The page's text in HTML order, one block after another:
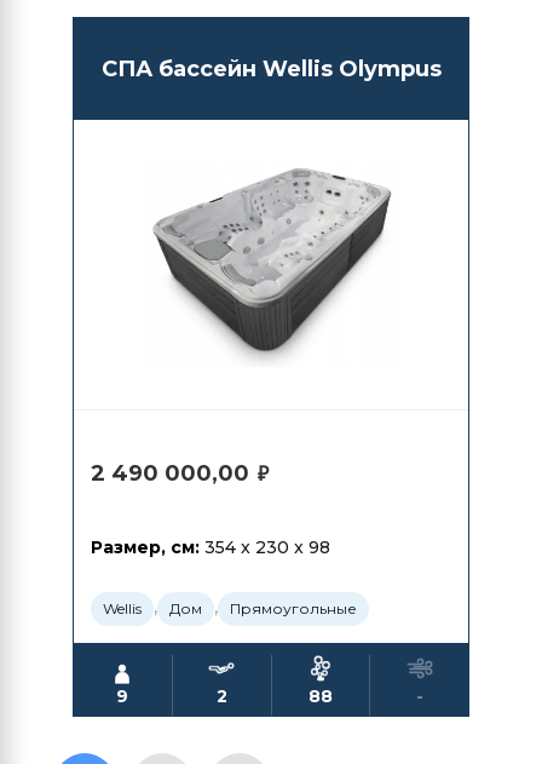
СПА бассейн Wellis Olympus
2 490 000,00 ₽
Размер, см: 354 x 230 x 98
Wellis , Дом , Прямоугольные
9 2 88 -